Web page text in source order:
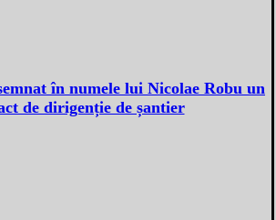
în numele lui Nicolae Robu un
de dirigenție de șantier